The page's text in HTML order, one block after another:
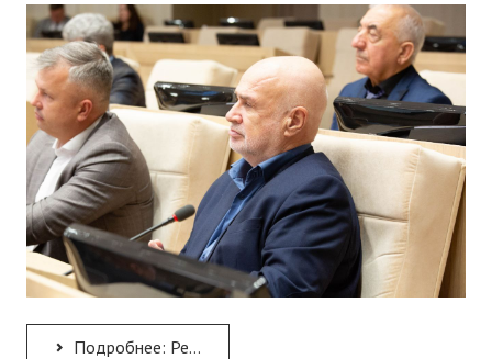
Подробнее: Ректор Института А.Н. Рудяков принял участие в заключительном заседании третьей сессии...